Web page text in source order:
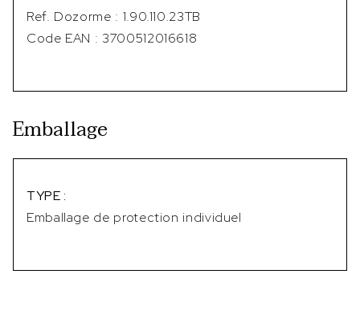
Ref. Dozorme : 1.90.110.23TB
Code EAN : 3700512016618
Emballage
TYPE :
Emballage de protection individuel